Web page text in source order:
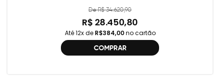
De R$ 34.620,90
R$ 28.450,80
Até 12x de R$384,00no cartão
COMPRAR